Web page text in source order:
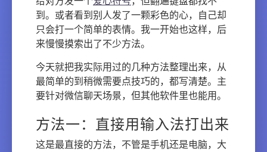
到。或者看到别人发了一颗彩色的心，自己却
只会打一个简单的表情。我一开始也这样，后
来慢慢摸索出了不少方法。
今天就把我实际用过的几种方法整理出来，从
最简单的到稍微需要点技巧的，都写清楚。主
要针对微信聊天场景，但其他软件里也能用。
方法一：直接用输入法打出来
这是最直接的方法，不管是手机还是电脑，大